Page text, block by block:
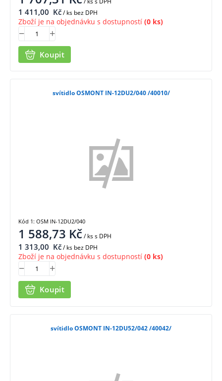
1 411,00 Kč/ ks bez DPH
Zboží je na objednávku s dostupností (0 ks)
Koupit
svítidlo OSMONT IN-12DU2/040 /40010/
1 588,73 Kč/ kss DPH
1 313,00 Kč/ ks bez DPH
Zboží je na objednávku s dostupností (0 ks)
Koupit
Kód 1: OSM IN-12DU2/040
svítidlo OSMONT IN-12DU52/042 /40042/